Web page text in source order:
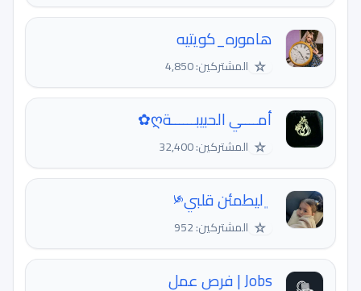
هاموره_كويتيه
☆ المشتركين: 4,850
أمــــي الحبيبــــــةღ✿
☆ المشتركين: 32,400
﮼ليطمئن قلبي༯
☆ المشتركين: 952
Jobs | فرص عمل